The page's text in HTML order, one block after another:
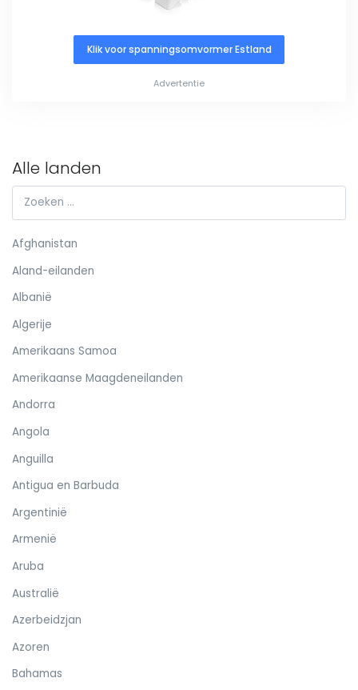
Klik voor spanningsomvormer Estland
Advertentie
Alle landen
Afghanistan
Aland-eilanden
Albanië
Algerije
Amerikaans Samoa
Amerikaanse Maagdeneilanden
Andorra
Angola
Anguilla
Antigua en Barbuda
Argentinië
Armenië
Aruba
Australië
Azerbeidzjan
Azoren
Bahamas